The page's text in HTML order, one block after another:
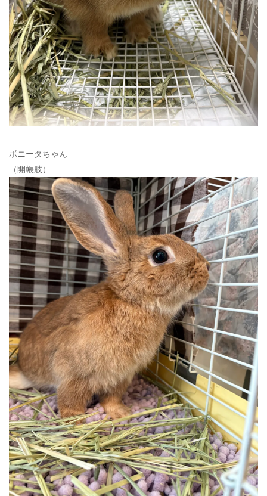
ボニータちゃん
（開帳肢）